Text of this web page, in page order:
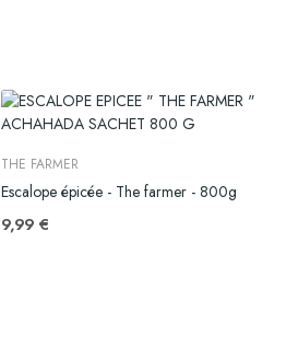
THE FARMER
Escalope épicée - The farmer - 800g
9,99 €